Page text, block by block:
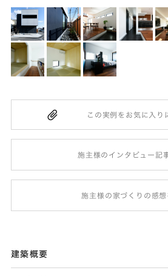
施主様のインタビュー記
施主様の家づくりの感想
建築概要